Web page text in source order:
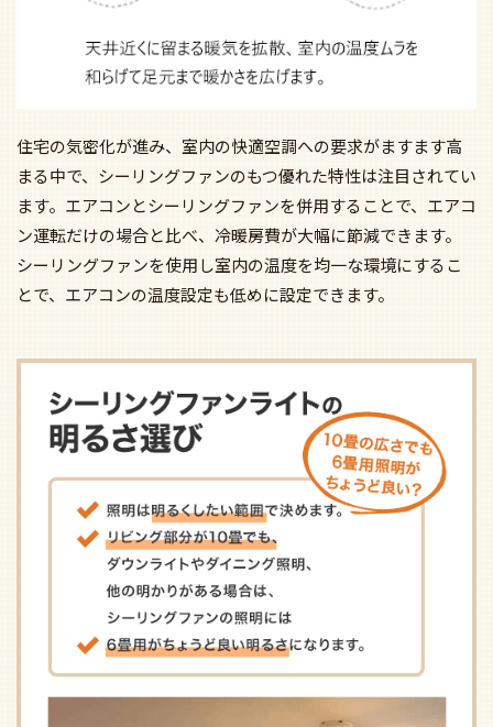
住宅の気密化が進み、室内の快適空調への要求がますます高
まる中で、シーリングファンのもつ優れた特性は注目されてい
ます。エアコンとシーリングファンを併用することで、エアコ
ン運転だけの場合と比べ、冷暖房費が大幅に節減できます。
シーリングファンを使用し室内の温度を均一な環境にするこ
とで、エアコンの温度設定も低めに設定できます。